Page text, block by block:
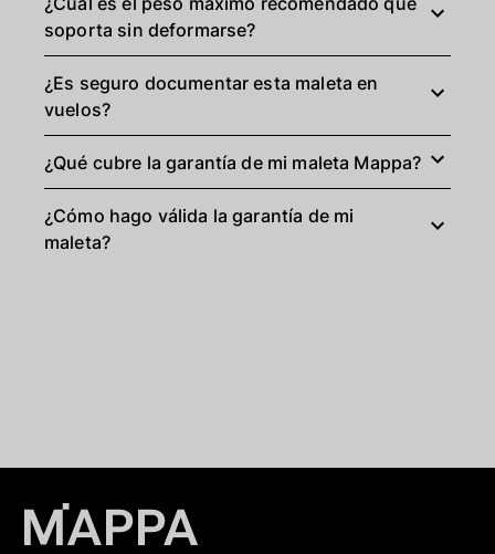
soporta sin deformarse?
¿Es seguro documentar esta maleta en
vuelos?
¿Qué cubre la garantía de mi maleta Mappa?
¿Cómo hago válida la garantía de mi
maleta?